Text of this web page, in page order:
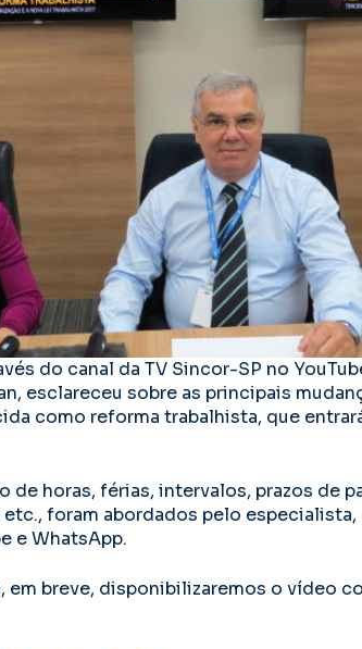
do canal da TV Sincor-SP no
esclareceu sobre as principais
como reforma trabalhista, que
de horas, férias, intervalos, prazos de
foram abordados pelo especialista,
e WhatsApp.
em breve, disponibilizaremos o vídeo